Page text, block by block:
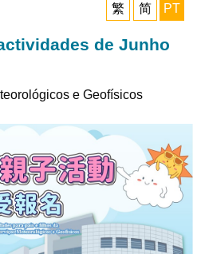
繁
简 PT
de Junho
e Geofísicos